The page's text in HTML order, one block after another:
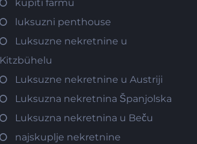
kupiti farmu
luksuzni penthouse
Luksuzne nekretnine u
Kitzbühelu
Luksuzne nekretnine u Austriji
Luksuzna nekretnina Španjolska
Luksuzna nekretnina u Beču
najskuplje nekretnine